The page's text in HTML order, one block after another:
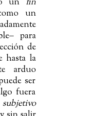
un
‒para
de
hasta la
arduo
ser
fuera
subjetivo